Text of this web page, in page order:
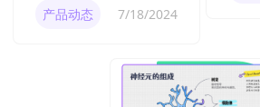
产品动态 7/18/2024